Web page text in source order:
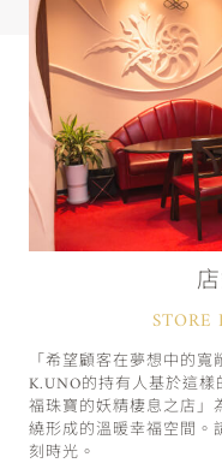
STORE
「希望顧客在夢想中的
K.UNO的持有人基於這
福珠寶的妖精棲息之店
繞形成的溫暖幸福空間。
刻時光。